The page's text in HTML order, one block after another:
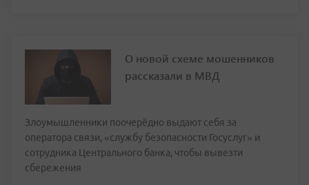
О новой схеме мошенников
рассказали в МВД
Злоумышленники поочерёдно выдают себя за
оператора связи, «службу безопасности Госуслуг» и
сотрудника Центрального банка, чтобы вывезти
сбережения